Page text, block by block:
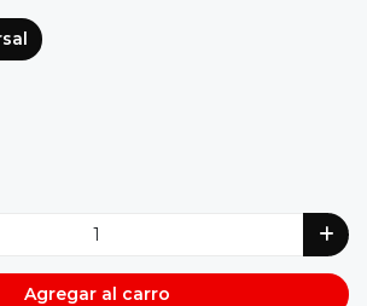
Agregar al carro